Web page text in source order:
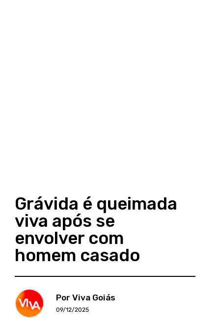
Grávida é queimada
viva após se
envolver com
homem casado
Por Viva Goiás
09/12/2025